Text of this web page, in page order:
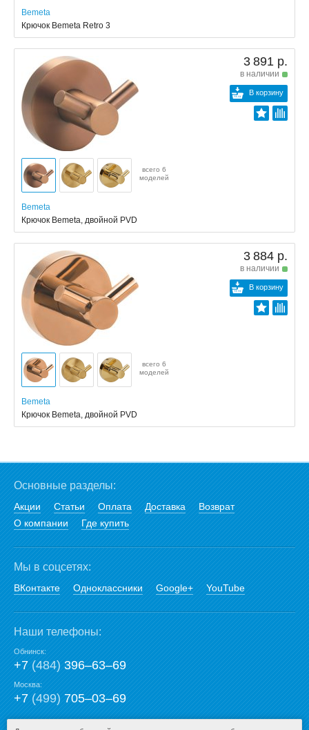
Bemeta
Крючок Bemeta Retro 3
3 891 р.
в наличии
В корзину
всего 6
моделей
Bemeta
Крючок Bemeta, двойной PVD
3 884 р.
в наличии
В корзину
всего 6
моделей
Bemeta
Крючок Bemeta, двойной PVD
Основные разделы:
Акции Статьи Оплата Доставка
Возврат
О компании
Где купить
Мы в соцсетях:
ВКонтакте Одноклассники Google+ YouTube
Наши телефоны:
Обнинск:
+7(484)396‒63‒69
Москва:
+7(499)705‒03‒69
E-mail: